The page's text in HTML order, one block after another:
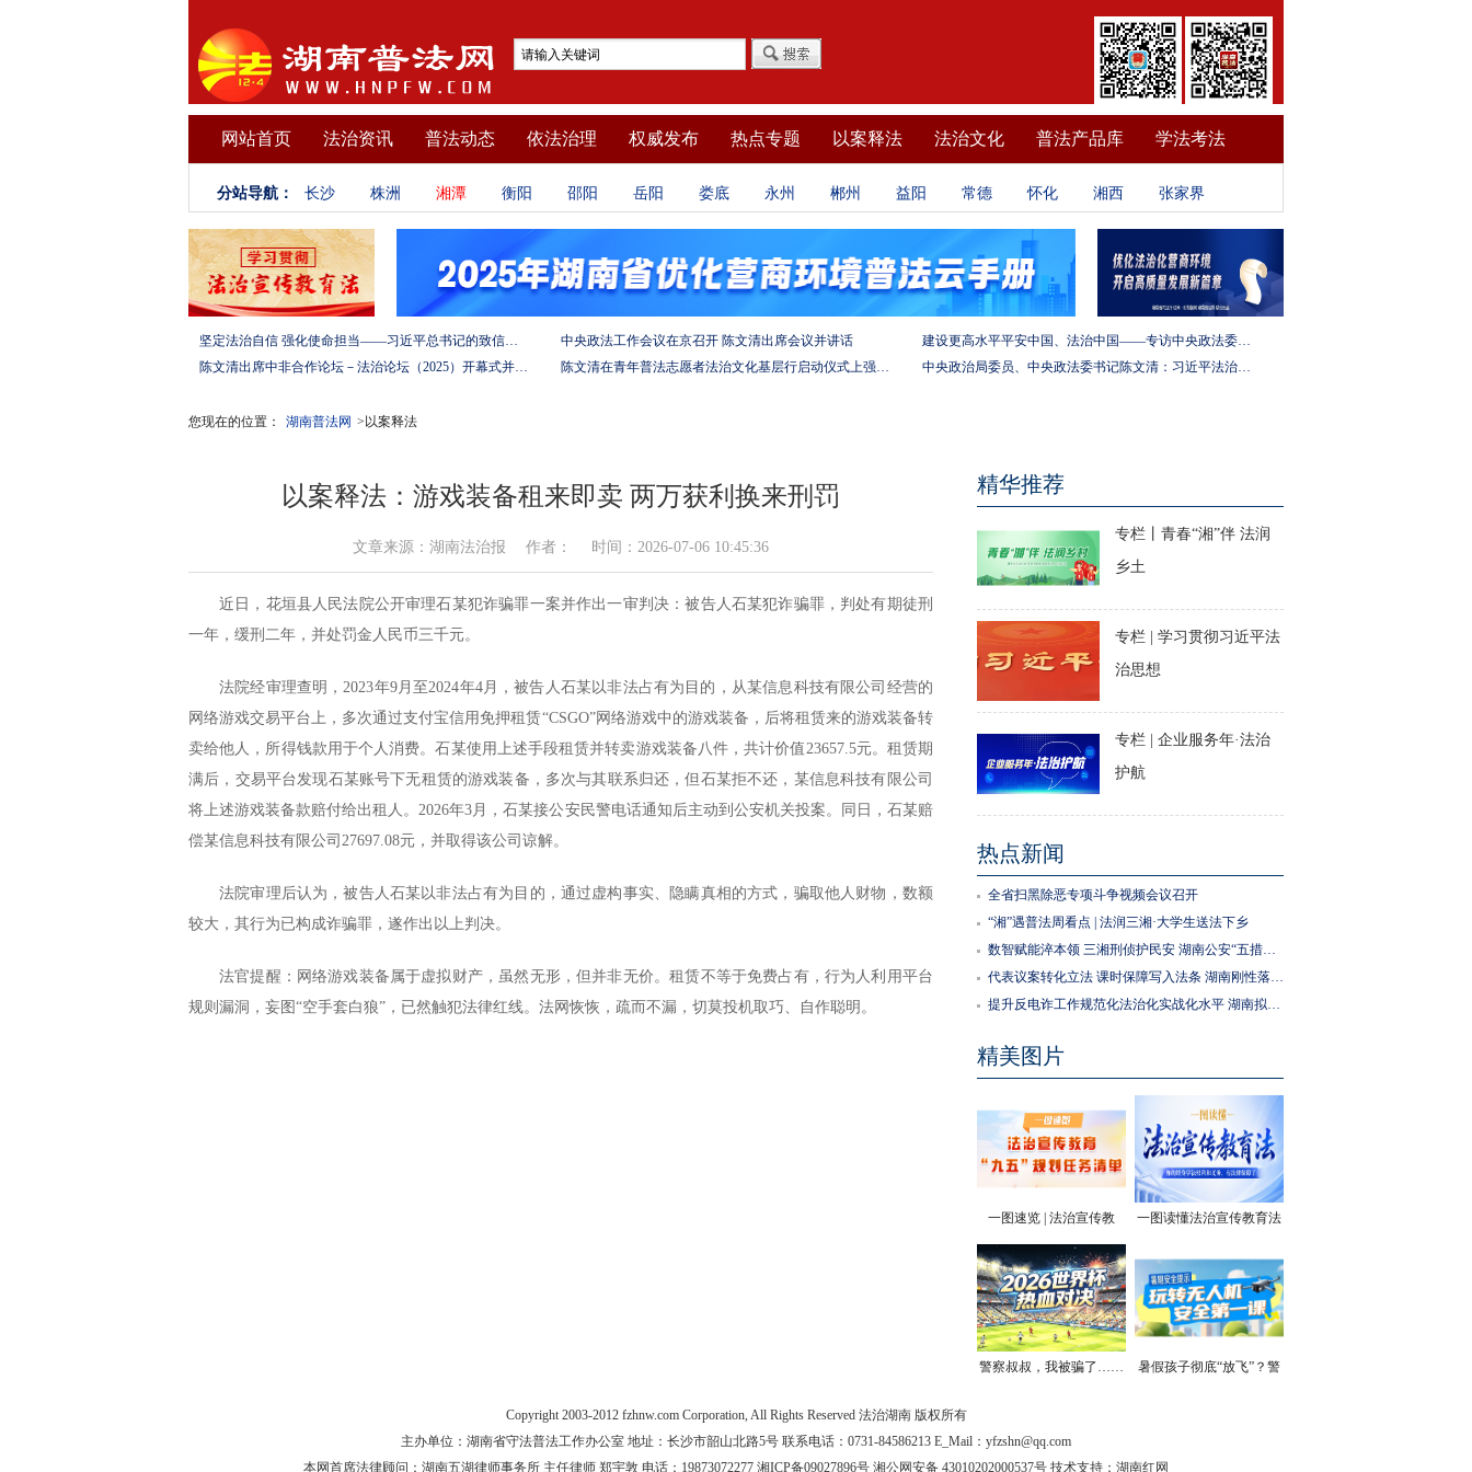
网站首页 法治资讯 普法动态 依法治理 权威发布 热点专题 以案释法 法治文化 普法产品库 学法考法
分站导航： 长沙 株洲 湘潭 衡阳 邵阳 岳阳 娄底 永州 郴州 益阳 常德 怀化 湘西 张家界
坚定法治自信 强化使命担当——习近平总书记的致信激励法学法律工作者投身全面依法治国伟大实践 中央政法工作会议在京召开 陈文清出席会议并讲话
建设更高水平平安中国、法治中国——专访中央政法委秘书长訚柏
陈文清出席中非合作论坛－法治论坛（2025）开幕式并在湖南调研
陈文清在青年普法志愿者法治文化基层行启动仪式上强调 以学习宣传习近平法治思想引领普法工作 中央政治局委员、中央政法委书记陈文清：习近平法治思想是全面依法治国的根本遵循和行动指南
您现在的位置： 湖南普法网 >以案释法
以案释法：游戏装备租来即卖 两万获利换来刑罚
文章来源：湖南法治报 作者： 时间：2026-07-06 10:45:36
近日，花垣县人民法院公开审理石某犯诈骗罪一案并作出一审判决：被告人石某犯诈骗罪，判处有期徒刑
一年，缓刑二年，并处罚金人民币三千元。
法院经审理查明，2023年9月至2024年4月，被告人石某以非法占有为目的，从某信息科技有限公司经营的
网络游戏交易平台上，多次通过支付宝信用免押租赁“CSGO”网络游戏中的游戏装备，后将租赁来的游戏装备转
卖给他人，所得钱款用于个人消费。石某使用上述手段租赁并转卖游戏装备八件，共计价值23657.5元。租赁期
满后，交易平台发现石某账号下无租赁的游戏装备，多次与其联系归还，但石某拒不还，某信息科技有限公司
将上述游戏装备款赔付给出租人。2026年3月，石某接公安民警电话通知后主动到公安机关投案。同日，石某赔
偿某信息科技有限公司27697.08元，并取得该公司谅解。
法院审理后认为，被告人石某以非法占有为目的，通过虚构事实、隐瞒真相的方式，骗取他人财物，数额
较大，其行为已构成诈骗罪，遂作出以上判决。
法官提醒：网络游戏装备属于虚拟财产，虽然无形，但并非无价。租赁不等于免费占有，行为人利用平台
规则漏洞，妄图“空手套白狼”，已然触犯法律红线。法网恢恢，疏而不漏，切莫投机取巧、自作聪明。
精华推荐
专栏丨青春“湘”伴 法润
乡土
专栏 | 学习贯彻习近平法
治思想
专栏 | 企业服务年·法治
护航
热点新闻
全省扫黑除恶专项斗争视频会议召开
“湘”遇普法周看点 | 法润三湘·大学生送法下乡
数智赋能淬本领 三湘刑侦护民安 湖南公安“五措并举”推进执法规范化建设
代表议案转化立法 课时保障写入法条 湖南刚性落实中小学生体育锻炼要求
提升反电诈工作规范化法治化实战化水平 湖南拟为反电诈工作立法
精美图片
一图速览 | 法治宣传教
育“九五”规划任务清单
一图读懂法治宣传教育法
务，有法律保障了
警察叔叔，我被骗了……
暑假孩子彻底“放飞”？警
Copyright 2003-2012 fzhnw.com Corporation, All Rights Reserved 法治湖南 版权所有
主办单位：湖南省守法普法工作办公室 地址：长沙市韶山北路5号 联系电话：0731-84586213 E_Mail：yfzshn@qq.com
本网首席法律顾问：湖南五湖律师事务所 主任律师 郑宇敦 电话：19873072277 湘ICP备09027896号 湘公网安备 43010202000537号 技术支持：湖南红网